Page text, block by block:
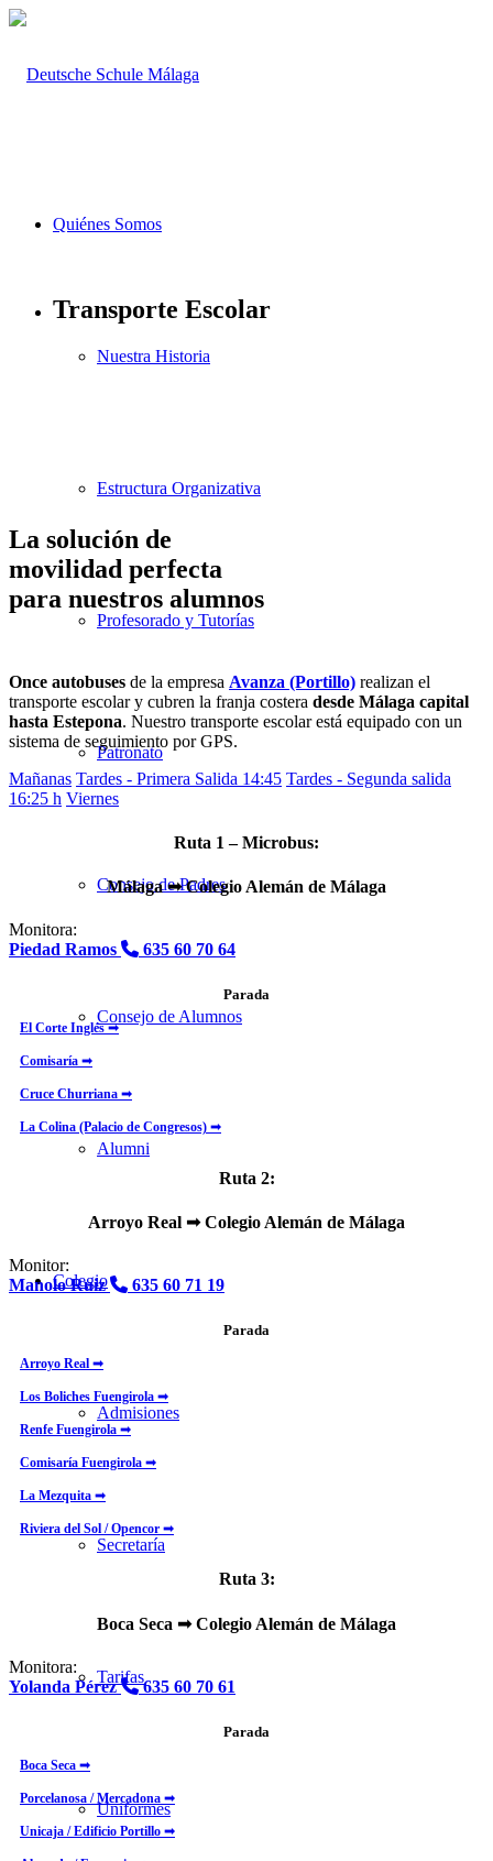
Quiénes Somos
Nuestra Historia
Estructura Organizativa
Profesorado y Tutorías
Patronato
Consejo de Padres
Consejo de Alumnos
Alumni
Colegio
Admisiones
Secretaría
Tarifas
Uniformes
Transporte Escolar
La solución de
movilidad perfecta
para nuestros alumnos
Once autobuses de la empresa Avanza (Portillo) realizan el
transporte escolar y cubren la franja costera desde Málaga capital
hasta Estepona. Nuestro transporte escolar está equipado con un
sistema de seguimiento por GPS.
Mañanas Tardes - Primera Salida 14:45 Tardes - Segunda salida
16:25 h Viernes
Ruta 1 – Microbus:
Málaga➟ Colegio Alemán de Málaga
Monitora:
Piedad Ramos
635 60 70 64
Parada
El Corte Inglés ➟
Comisaría ➟
Cruce Churriana ➟
La Colina (Palacio de Congresos) ➟
Ruta 2:
Arroyo Real ➟ Colegio Alemán de Málaga
Monitor:
Manolo Ruiz
635 60 71 19
Parada
Arroyo Real ➟
Los Boliches Fuengirola ➟
Renfe Fuengirola ➟
Comisaría Fuengirola ➟
La Mezquita ➟
Riviera del Sol / Opencor ➟
Ruta 3:
Boca Seca ➟ Colegio Alemán de Málaga
Monitora:
Yolanda Pérez
635 60 70 61
Parada
Boca Seca ➟
Porcelanosa / Mercadona ➟
Unicaja / Edificio Portillo ➟